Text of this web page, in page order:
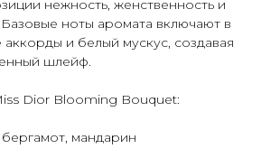
нежность, женственность и
ноты аромата включают в
и белый мускус, создавая
шлейф.
Dior Blooming Bouquet:
мандарин